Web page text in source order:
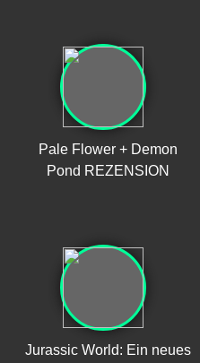
Pale Flower + Demon
Pond REZENSION
Jurassic World: Ein neues